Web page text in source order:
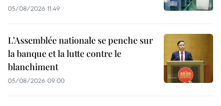
05/08/2026 11:49
L’Assemblée nationale se penche sur
la banque et la lutte contre le
blanchiment
05/08/2026 09:00